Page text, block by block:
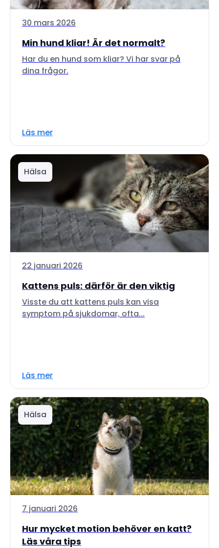
30 mars 2026
Min hund kliar! Är det normalt?
Har du en hund som kliar? Vi har svar på
dina frågor.
Läs mer
Hälsa
22 januari 2026
Kattens puls: därför är den viktig
Visste du att kattens puls kan visa
symptom på sjukdomar, ofta...
Läs mer
Hälsa
7 januari 2026
Hur mycket motion behöver en katt?
Läs våra tips